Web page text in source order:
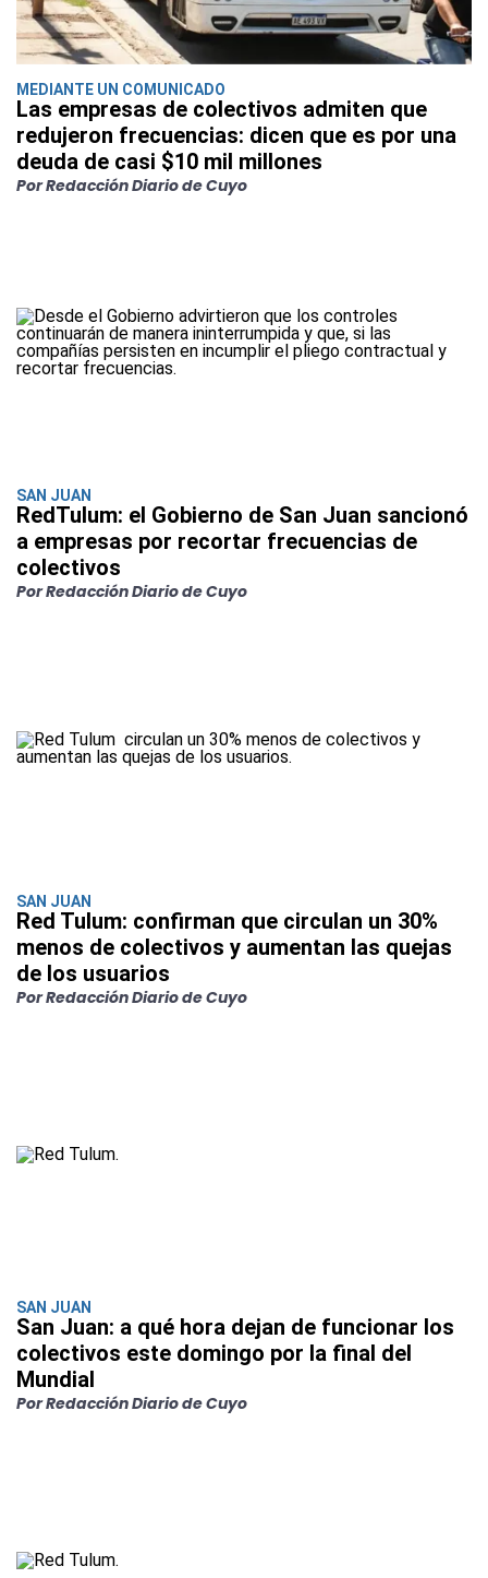
MEDIANTE UN COMUNICADO
Las empresas de colectivos admiten que
redujeron frecuencias: dicen que es por una
deuda de casi $10 mil millones
Por Redacción Diario de Cuyo
SAN JUAN
RedTulum: el Gobierno de San Juan sancionó
a empresas por recortar frecuencias de
colectivos
Por Redacción Diario de Cuyo
SAN JUAN
Red Tulum: confirman que circulan un 30%
menos de colectivos y aumentan las quejas
de los usuarios
Por Redacción Diario de Cuyo
SAN JUAN
San Juan: a qué hora dejan de funcionar los
colectivos este domingo por la final del
Mundial
Por Redacción Diario de Cuyo